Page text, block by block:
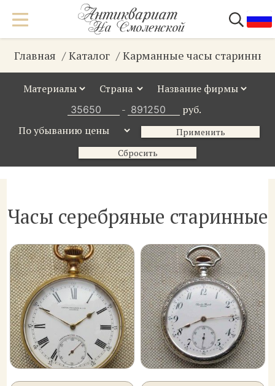
Главная Каталог Карманные часы старинные
- руб.
Применить
Сбросить
Часы серебряные старинные